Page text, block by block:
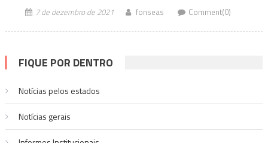
7 de dezembro de 2021 fonseas Comment(0)
FIQUE POR DENTRO
Notícias pelos estados
Notí­cias gerais